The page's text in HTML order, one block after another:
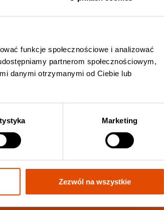
funkcje społecznościowe i analizować
partnerom społecznościowym,
danymi otrzymanymi od Ciebie lub
Marketing
Zezwól na wszystkie
04.08.2026
Ghøstkid
„Follow the
października,